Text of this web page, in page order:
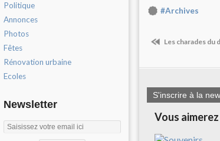
Politique
Annonces
Photos
Fêtes
Rénovation urbaine
Ecoles
Newsletter
#Archives
Les charades du
S'inscrire à la
Vous aimerez